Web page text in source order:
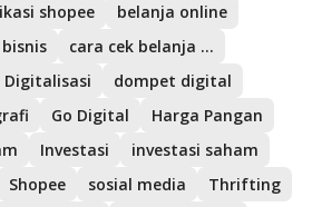
shopee
belanja online
cara cek belanja di shopee
Digitalisasi
dompet digital
Go Digital
Harga Pangan
Investasi
investasi saham
Shopee sosial media
Thrifting